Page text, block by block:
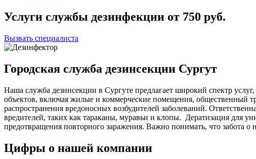
Услуги службы дезинфекции от 750 руб.
Вызвать специалиста
Городская служба дезинсекции Сургут
Наша служба дезинсекции в Сургуте предлагает широкий спектр
объектов, включая жилые и коммерческие помещения, общественный
распространения вредоносных возбудителей заболеваний.
вредителей, таких как тараканы, муравьи и клопы. Дератизация
предотвращения повторного заражения. Важно понимать, что забота
Цифры о нашей компании